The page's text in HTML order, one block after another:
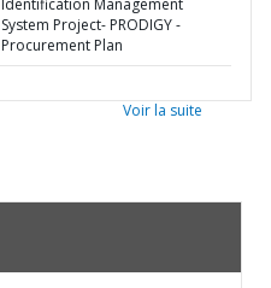
Identification Management
System Project- PRODIGY -
Procurement Plan
Voir la suite